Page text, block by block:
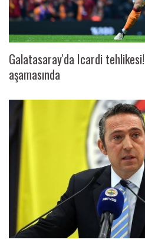
Galatasaray'da Icardi
aşamasında